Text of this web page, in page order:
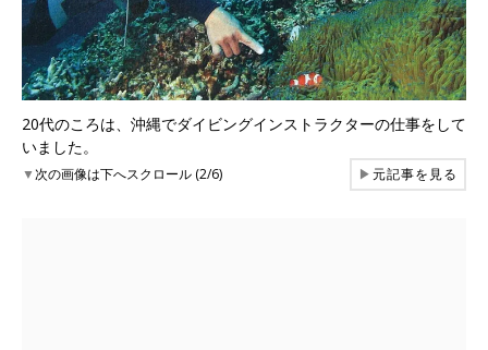
20代のころは、沖縄でダイビングインストラクターの仕事をして
いました。
▼次の画像は下へスクロール (2/6) ▶元記事を見る